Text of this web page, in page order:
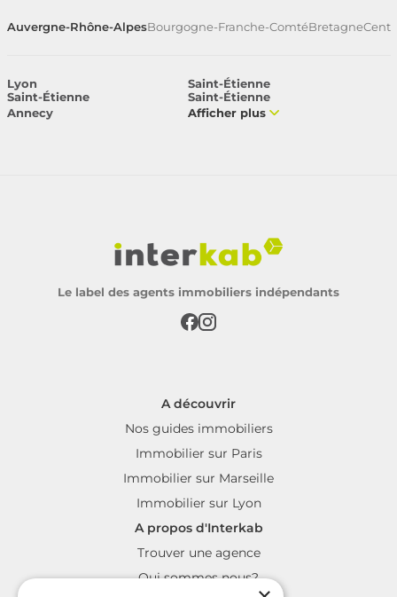
Auvergne-Rhône-AlpesBourgogne-Franche-ComtéBretagne
Lyon
Saint-Étienne
Saint-Étienne
Saint-Étienne
Annecy
Afficher plus
Le label des agents immobiliers indépendants
A découvrir
Nos guides immobiliers
Immobilier sur Paris
Immobilier sur Marseille
Immobilier sur Lyon
A propos d'Interkab
Trouver une agence
Qui sommes nous?